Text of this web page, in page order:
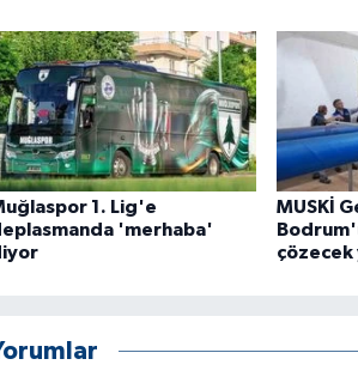
1. Lig'e
'merhaba'
MUSKİ
çözecek